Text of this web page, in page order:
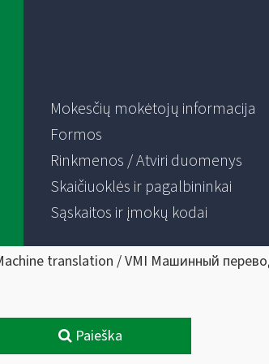
Mokesčių mokėtojų informacija
Formos
Rinkmenos / Atviri duomenys
Skaičiuoklės ir pagalbininkai
Sąskaitos ir įmokų kodai
translation / VMI Машинный
Paieška